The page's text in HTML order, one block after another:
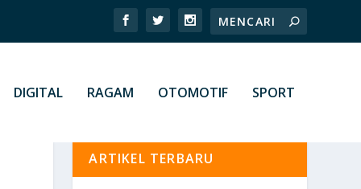
DIGITAL RAGAM OTOMOTIF SPORT
ARTIKEL TERBARU